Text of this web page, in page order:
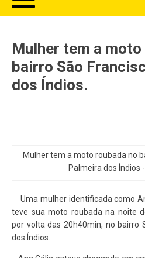
Mulher tem a
bairro São
dos Índios.
Mulher tem a moto roubada no
Palmeira dos Índios
Uma mulher identificada como
teve sua moto roubada na noite
por volta das 20h40min, no bairro
dos Índios.